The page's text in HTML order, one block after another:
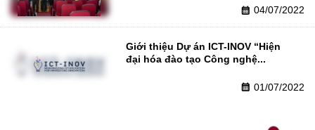
calendar_month 04/07/2022
Giới thiệu Dự án ICT-INOV “Hiện
đại hóa đào tạo Công nghệ...
calendar_month 01/07/2022